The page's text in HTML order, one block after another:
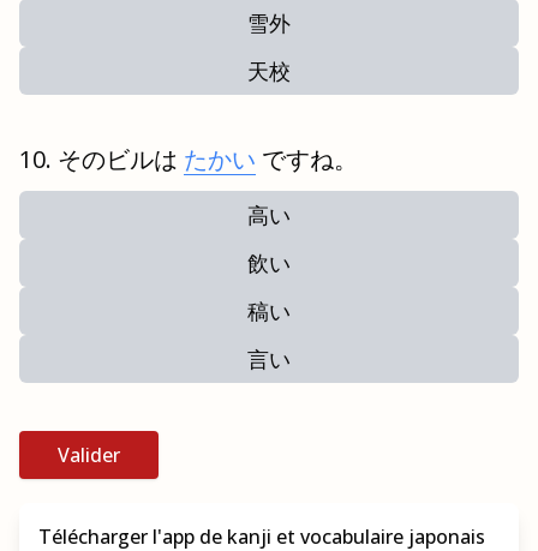
雪外
天校
そのビルは たかい ですね。
高い
飲い
稿い
言い
Valider
Télécharger l'app de kanji et vocabulaire japonais